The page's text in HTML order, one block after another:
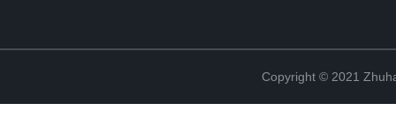
Copyright © 2021